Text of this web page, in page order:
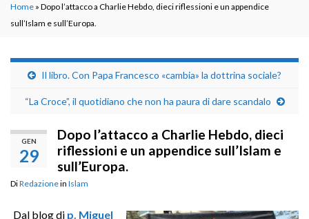
Home » Dopo l’attacco a Charlie Hebdo, dieci riflessioni e un appendice
sull’Islam e sull’Europa.
Il libro. Con Papa Francesco «cambia» la dottrina sociale?
“La Croce”, il quotidiano che non ha paura di dare scandalo
GEN
29
Dopo l’attacco a Charlie Hebdo, dieci
riflessioni e un appendice sull’Islam e
sull’Europa.
DiRedazionein Islam
Dal blog di p. Miguel